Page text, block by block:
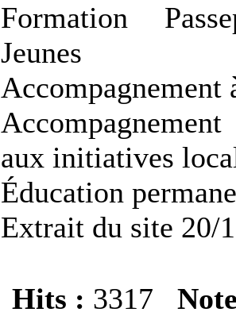
Formation
Jeunes
Accompagnement
aux initiatives
Éducation
Extrait du site 20/
Hits : 3317